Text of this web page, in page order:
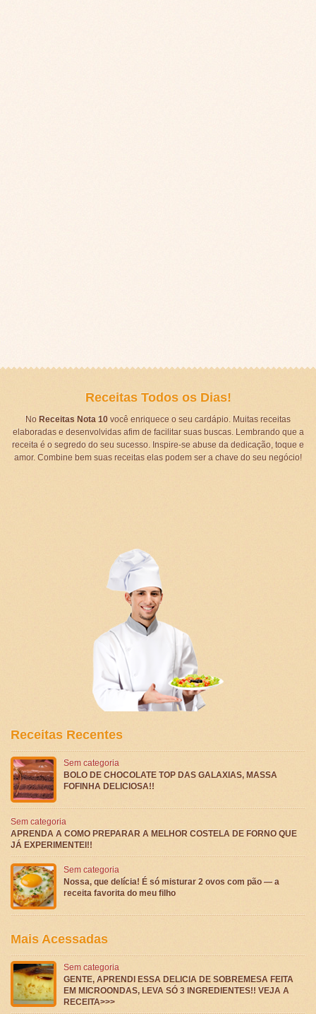
Receitas Todos os Dias!
No Receitas Nota 10você enriquece o seu cardápio. Muitas receitas
elaboradas e desenvolvidas afim de facilitar suas buscas. Lembrando que a
receita é o segredo do seu sucesso. Inspire-se abuse da dedicação, toque e
amor. Combine bem suas receitas elas podem ser a chave do seu negócio!
Receitas Recentes
Sem categoria
BOLO DE CHOCOLATE TOP DAS GALAXIAS, MASSA
FOFINHA DELICIOSA!!
Sem categoria
APRENDA A COMO PREPARAR A MELHOR COSTELA DE FORNO QUE
JÁ EXPERIMENTEI!!
Sem categoria
Nossa, que delícia! É só misturar 2 ovos com pão — a
receita favorita do meu filho
Mais Acessadas
Sem categoria
GENTE, APRENDI ESSA DELICIA DE SOBREMESA FEITA
EM MICROONDAS, LEVA SÓ 3 INGREDIENTES!! VEJA A
RECEITA>>>